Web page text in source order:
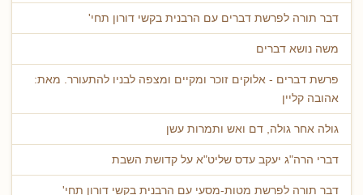
דבר תורה לפרשת דברים עם הרבנית בקשי דורון תחי'
משה נושא דברים
פרשת דברים - אלוקים זוכר ומקיים ומצפה לבניו להתעורר. מאת:
אהובה קליין
גולה אחר גולה, דם ואש ותמרות עשן
דברי הרה"ג יעקב עדס שליט"א על קדושת השבת
דבר תורה לפרשת מטות-מסעי עם הרבנית בקשי דורון תחי'